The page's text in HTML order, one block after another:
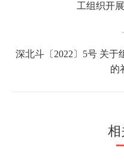
工组织开
深北斗〔2022〕5号 关于
的
相